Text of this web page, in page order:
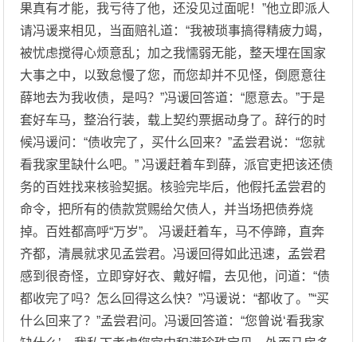
果真有才能，我亏待了他，还没见过面呢！”他立即派人
请冯谖来相见，当面赔礼道：“我被琐事搞得精疲力竭，
被忧虑搅得心烦意乱；加之我懦弱无能，整天埋在国家
大事之中，以致怠慢了您，而您却并不见怪，倒愿意往
薛地去为我收债，是吗？”冯谖回答道：“愿意去。”于是
套好车马，整治行装，载上契约票据动身了。辞行的时
候冯谖问：“债收完了，买什么回来？”孟尝君说：“您就
看我家里缺什么吧。” 冯谖赶着车到薛，派官吏把该还债
务的百姓找来核验契据。核验完毕后，他假托孟尝君的
命令，把所有的债款赏赐给欠债人，并当场把债券烧
掉。百姓都高呼“万岁”。 冯谖赶着车，马不停蹄，直奔
齐都，清晨就求见孟尝君。冯谖回得如此迅速，孟尝君
感到很奇怪，立即穿好衣、戴好帽，去见他，问道：“债
都收完了吗？怎么回得这么快？”冯谖说：“都收了。”“买
什么回来了？”孟尝君问。冯谖回答道：“您曾说‘看我家